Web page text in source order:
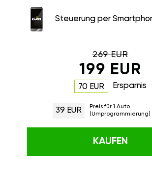
Steuerung per
269 EUR
199 EUR
70 EUR Ersparnis
39 EUR
Preis für 1 Auto
(Umprogrammierung)
KAUFEN